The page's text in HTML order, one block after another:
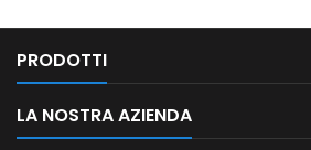
PRODOTTI
LA NOSTRA AZIENDA